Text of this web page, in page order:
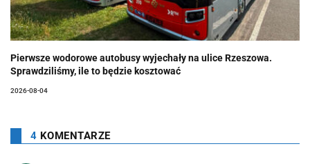
Pierwsze wodorowe autobusy wyjechały na ulice Rzeszowa.
Sprawdziliśmy, ile to będzie kosztować
2026-08-04
4 KOMENTARZE